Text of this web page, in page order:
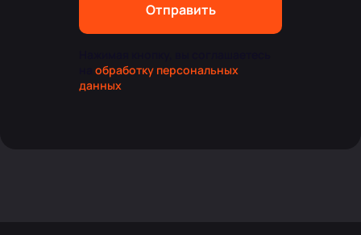
Отправить
обработку персональных
данных